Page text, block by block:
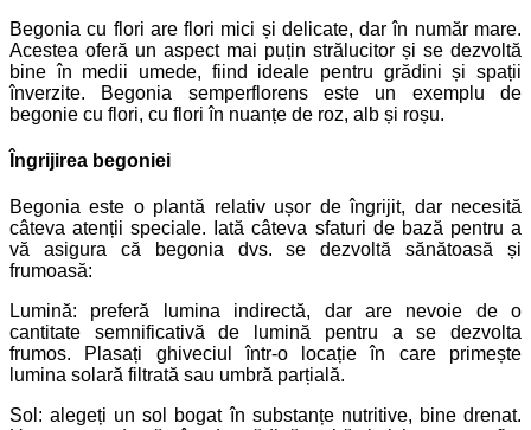
Begonia cu flori are flori mici și delicate, dar în număr mare.
Acestea oferă un aspect mai puțin strălucitor și se dezvoltă
bine în medii umede, fiind ideale pentru grădini și spații
înverzite. Begonia semperflorens este un exemplu de
begonie cu flori, cu flori în nuanțe de roz, alb și roșu.
Îngrijirea begoniei
Begonia este o plantă relativ ușor de îngrijit, dar necesită
câteva atenții speciale. Iată câteva sfaturi de bază pentru a
vă asigura că begonia dvs. se dezvoltă sănătoasă și
frumoasă:
Lumină: preferă lumina indirectă, dar are nevoie de o
cantitate semnificativă de lumină pentru a se dezvolta
frumos. Plasați ghiveciul într-o locație în care primește
lumina solară filtrată sau umbră parțială.
Sol: alegeți un sol bogat în substanțe nutritive, bine drenat.